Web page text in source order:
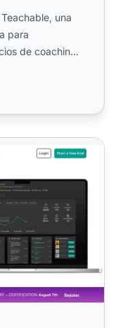
una
para
de coaching